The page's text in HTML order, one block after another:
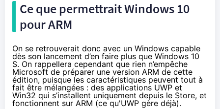
Ce que permettraitWindows 10
pour ARM
On se retrouverait donc avec un Windows capable
dès son lancement d’en faire plus que Windows 10
S. On rappellera cependant que rien n’empêche
Microsoft de préparer une version ARM de cette
édition, puisque les caractéristiques peuvent tout à
fait être mélangées : des applications UWP et
Win32 qui s’installent uniquement depuis le Store, et
fonctionnent sur ARM (ce qu'UWP gère déjà).